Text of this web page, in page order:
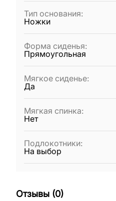
Тип основания:
Ножки
Форма сиденья:
Прямоугольная
Мягкое сиденье:
Да
Мягкая спинка:
Нет
Подлокотники:
На выбор
Отзывы (0)